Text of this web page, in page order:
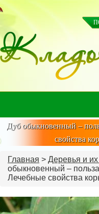
Дуб обыкновенный –
свойства
Главная > Деревья и
обыкновенный –
Лечебные свойства